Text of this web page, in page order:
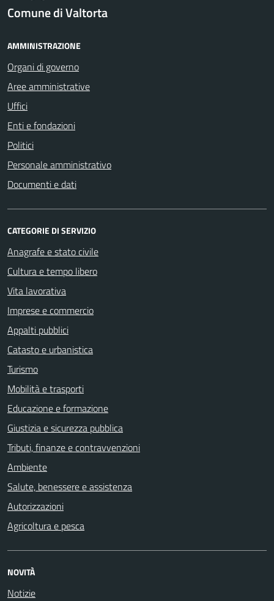
Comune di Valtorta
AMMINISTRAZIONE
Organi di governo
Aree amministrative
Uffici
Enti e fondazioni
Politici
Personale amministrativo
Documenti e dati
CATEGORIE DI SERVIZIO
Anagrafe e stato civile
Cultura e tempo libero
Vita lavorativa
Imprese e commercio
Appalti pubblici
Catasto e urbanistica
Turismo
Mobilità e trasporti
Educazione e formazione
Giustizia e sicurezza pubblica
Tributi, finanze e contravvenzioni
Ambiente
Salute, benessere e assistenza
Autorizzazioni
Agricoltura e pesca
NOVITÀ
Notizie